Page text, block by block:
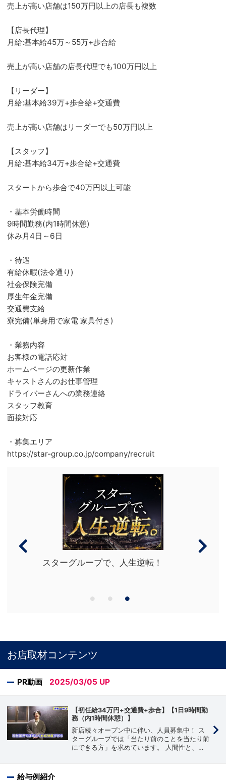
売上が高い店舗は150万円以上の店長も複数
【店長代理】
月給:基本給45万～55万+歩合給
売上が高い店舗の店長代理でも100万円以上
【リーダー】
月給:基本給39万+歩合給+交通費
売上が高い店舗はリーダーでも50万円以上
【スタッフ】
月給:基本給34万+歩合給+交通費
スタートから歩合で40万円以上可能
・基本労働時間
9時間勤務(内1時間休憩)
休み月4日～6日
・待遇
有給休暇(法令通り)
社会保険完備
厚生年金完備
交通費支給
寮完備(単身用で家電 家具付き)
・業務内容
お客様の電話応対
ホームページの更新作業
キャストさんのお仕事管理
ドライバーさんへの業務連絡
スタッフ教育
面接対応
・募集エリア
https://star-group.co.jp/company/recruit
スターグループで、人生逆転！
お店取材コンテンツ
PR動画 2025/03/05UP
【初任給34万円+交通費+歩合】【1日9時間勤
務（内1時間休憩）】
新店続々オープン中に伴い、人員募集中！ ス
ターグループでは「当たり前のことを当たり前
にできる方」を求めています。 人間性と、チ
給与例紹介